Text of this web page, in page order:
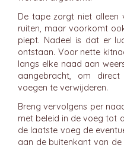
De tape zorgt niet alleen
ruiten, maar voorkomt
piept. Nadeel is dat er
ontstaan. Voor nette
langs elke naad aan
aangebracht, om
voegen te verwijderen.
Breng vervolgens per
met beleid in de voeg tot
de laatste voeg de
aan de buitenkant van